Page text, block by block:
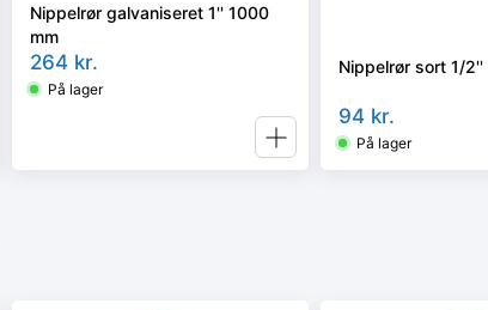
Nippelrør galvaniseret 1'' 1000
mm
264 kr.
På lager
Nippelrør sort 1/2''
94 kr.
På lager